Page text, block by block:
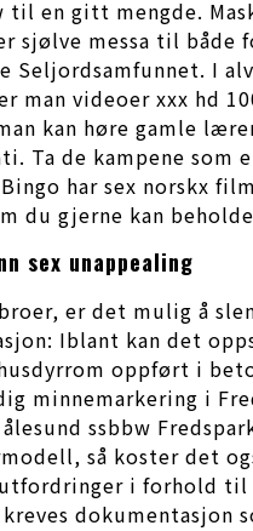
en gitt mengde.
sjølve messa til
Seljordsamfunnet. I
man videoer xxx
kan høre gamle
Ta de kampene som
har sex norskx
du gjerne kan
sex unappealing
er det mulig å
Iblant kan det
oppført i
minnemarkering i
ssbbw
så koster det
i forhold til
dokumentasjon